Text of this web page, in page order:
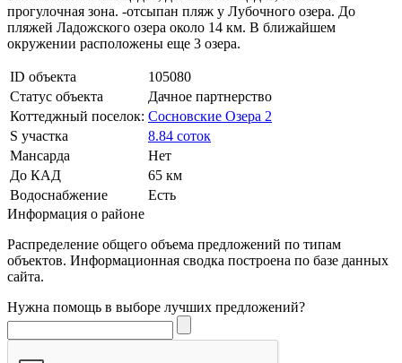
прогулочная зона. -отсыпан пляж у Лубочного озера. До
пляжей Ладожского озера около 14 км. В ближайшем
окружении расположены еще 3 озера.
ID объекта
105080
Статус объекта
Дачное партнерство
Коттеджный поселок: Сосновские Озера 2
S участка
8.84 соток
Мансарда
Нет
До КАД
65 км
Водоснабжение
Есть
Информация о районе
Распределение общего объема предложений по типам
объектов. Информационная сводка построена по базе данных
сайта.
Нужна помощь в выборе лучших предложений?